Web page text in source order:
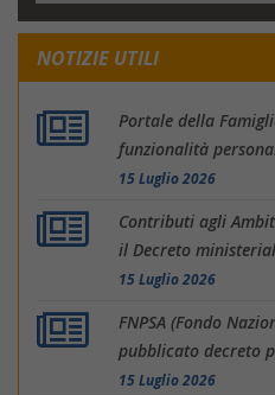
NOTIZIE UTILI
Portale della
funzionalità
15 Luglio 2026
Contributi agli
il Decreto
15 Luglio 2026
FNPSA (Fondo
pubblicato decreto
15 Luglio 2026